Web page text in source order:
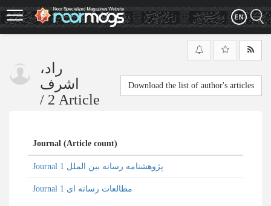
Skip
to
main
راد،
اشرف
/ 2 Article
Download the list of author's articles
Journal (Article count)
Journal پژوهشنامه رسانه بین الملل 1
Journal مطالعات رسانه ای 1